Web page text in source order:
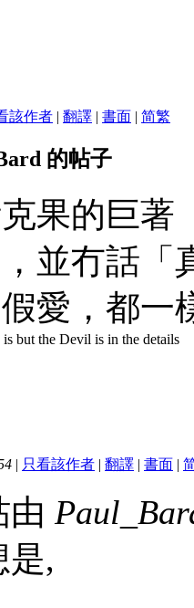
該作者 | 翻譯 | 書面 | 简繁
的帖子
果的巨著
並冇話「
愛，都一
but the Devil is in the details
| 只看該作者 | 翻譯 | 書面 |
由
是,